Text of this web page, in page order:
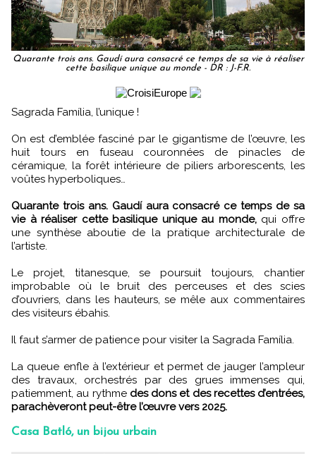
Quarante trois ans. Gaudí aura consacré ce temps de sa vie à réaliser
cette basilique unique au monde - DR : J-F.R.
Sagrada Família, l’unique !
On est d’emblée fasciné par le gigantisme de l’œuvre, les
huit tours en fuseau couronnées de pinacles de
céramique, la forêt intérieure de piliers arborescents, les
voûtes hyperboliques…
Quarante trois ans. Gaudí aura consacré ce temps de sa
vie à réaliser cette basilique unique au monde,qui offre
une synthèse aboutie de la pratique architecturale de
l’artiste.
Le projet, titanesque, se poursuit toujours, chantier
improbable où le bruit des perceuses et des scies
d’ouvriers, dans les hauteurs, se mêle aux commentaires
des visiteurs ébahis.
Il faut s’armer de patience pour visiter la Sagrada Família.
La queue enfle à l’extérieur et permet de jauger l’ampleur
des travaux, orchestrés par des grues immenses qui,
patiemment, au rythme des dons et des recettes d’entrées,
parachèveront peut-être l’œuvre vers 2025.
Casa Batló, un bijou urbain